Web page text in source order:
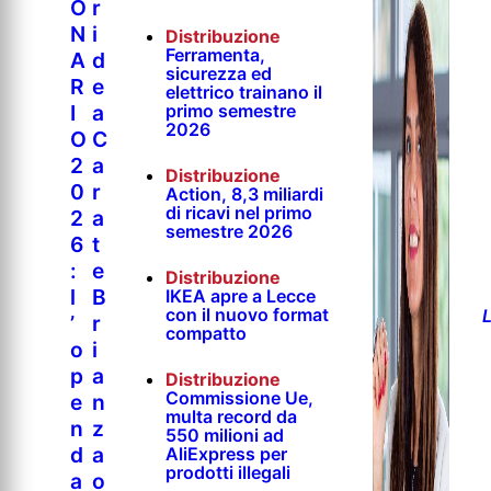
O
N
A
R
I
O
2
0
2
6
:
l
’
o
p
e
n
d
a
r
i
d
e
a
C
a
r
a
t
e
B
r
i
a
n
z
a
o
Distribuzione
Ferramenta,
sicurezza ed
elettrico trainano il
primo semestre
2026
Distribuzione
Action, 8,3 miliardi
di ricavi nel primo
semestre 2026
Distribuzione
IKEA apre a Lecce
con il nuovo format
compatto
Distribuzione
Commissione Ue,
multa record da
550 milioni ad
AliExpress per
prodotti illegali